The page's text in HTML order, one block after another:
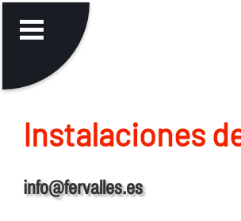
Instalaciones
info@fervalles.es